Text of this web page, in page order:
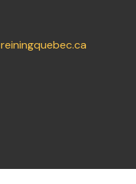
reiningquebec.ca